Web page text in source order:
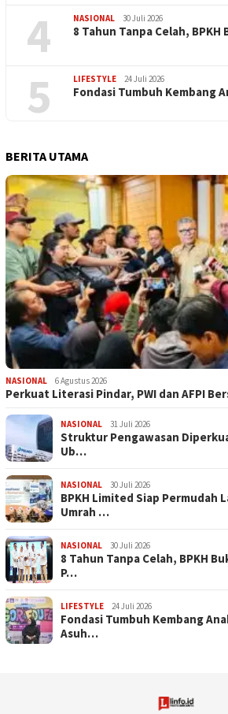
4 NASIONAL 30 Juli 2026
​8 Tahun Tanpa Celah,
5 LIFESTYLE 24 Juli 2026
Fondasi Tumbuh Kembang
BERITA UTAMA
NASIONAL 6 Agustus 2026
Perkuat Literasi Pindar, PWI dan AFPI
NASIONAL 31 Juli 2026
​Struktur Pengawasan
Ub…
NASIONAL 30 Juli 2026
BPKH Limited Siap Permudah
Umrah …
NASIONAL 30 Juli 2026
​8 Tahun Tanpa Celah, BPKH
P…
LIFESTYLE 24 Juli 2026
Fondasi Tumbuh Kembang
Asuh…